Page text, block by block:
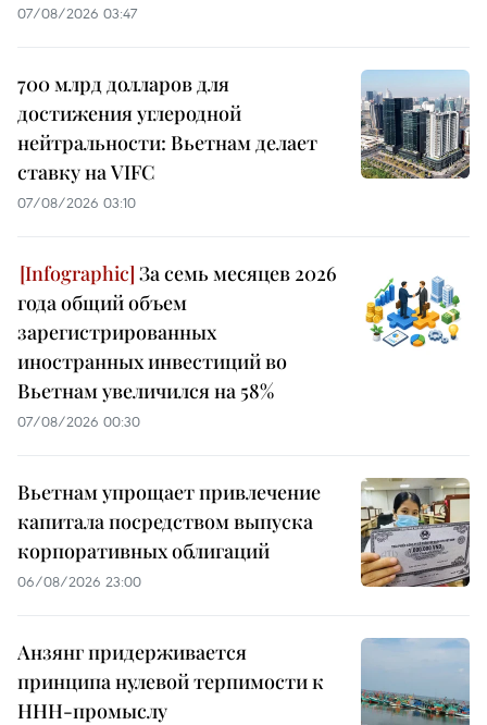
07/08/2026 03:47
700 млрд долларов для
достижения углеродной
нейтральности: Вьетнам делает
ставку на VIFC
07/08/2026 03:10
За семь месяцев 2026
года общий объем
зарегистрированных
иностранных инвестиций во
Вьетнам увеличился на 58%
07/08/2026 00:30
Вьетнам упрощает привлечение
капитала посредством выпуска
корпоративных облигаций
06/08/2026 23:00
Анзянг придерживается
принципа нулевой терпимости к
ННН-промыслу